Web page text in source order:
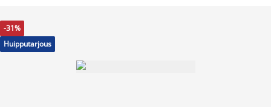
-31%
Huipputarjous